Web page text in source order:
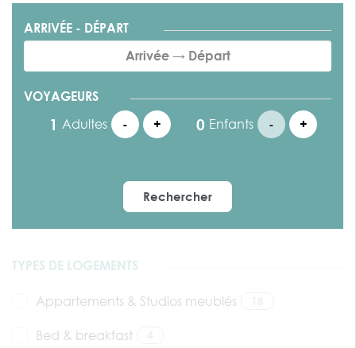
ARRIVÉE - DÉPART
VOYAGEURS
Adultes
- + Enfants - +
Rechercher
TYPES DE LOGEMENTS
Appartements & Studios meublés
Bed & breakfast